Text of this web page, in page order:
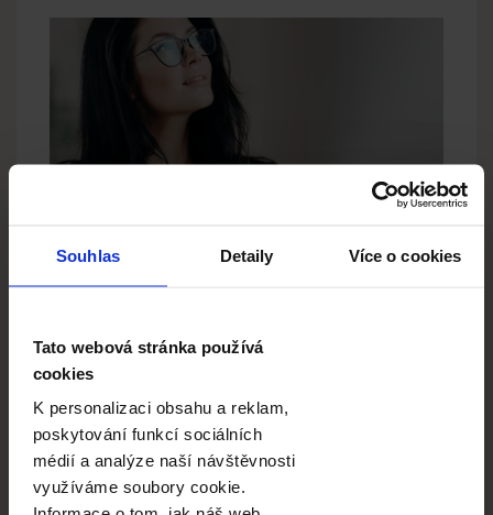
Souhlas Detaily Více o cookies
Tato webová stránka používá
cookies
K personalizaci obsahu a reklam,
poskytování funkcí sociálních
médií a analýze naší návštěvnosti
využíváme soubory cookie.
Proč jsou citáty v
důležité?
Není důležité, zda popisujete ročenku pro svého
kamaráda, kamarádku, přítele, se kterým jste
celé noci pracovali na důležitém projektu, nebo
pro oblíbeného učitele nebo dítě. Přejete si, aby
byl váš vzkaz co možná nejvíc individuální a
upřímný. Pár takových slov, která pramení přímo